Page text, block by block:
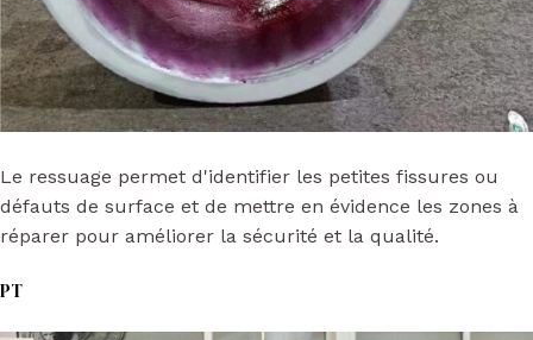
Le ressuage permet d'identifier les petites fissures ou
défauts de surface et de mettre en évidence les zones à
réparer pour améliorer la sécurité et la qualité.
PT